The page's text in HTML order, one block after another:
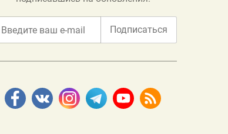
Подписаться